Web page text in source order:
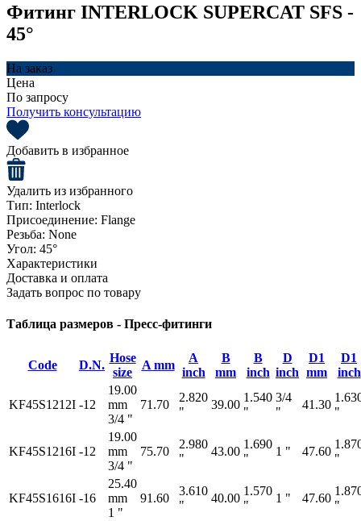
Фитинг INTERLOCK SUPERCAT SFS -
45°
На заказ
Цена
По запросу
Получить консультацию
Добавить в избранное
Удалить из избранного
Тип: Interlock
Присоединение: Flange
Резьба: None
Угол: 45°
Характеристики
Доставка и оплата
Задать вопрос по товару
Таблица размеров - Пресс-фитинги
Code D.N.
Hose
size
A mm
A
inch
B
mm
B
inch
D
inch
D1
mm
D1
inch
KF45S1212I -12
19.00
mm
3/4 "
71.70
2.820
"
39.00
1.540
"
3/4
"
41.30
"
KF45S1216I -12
19.00
mm
3/4 "
75.70
2.980
"
43.00
1.690
"
1 " 47.60
"
KF45S1616I -16
25.40
mm
1 "
91.60
3.610
"
40.00
1.570
"
1 " 47.60
"